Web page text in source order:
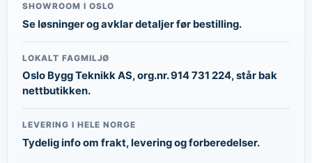
SHOWROOM I OSLO
Se løsninger og avklar detaljer før bestilling.
LOKALT FAGMILJØ
Oslo Bygg Teknikk AS, org.nr. 914 731 224, står bak
nettbutikken.
LEVERING I HELE NORGE
Tydelig info om frakt, levering og forberedelser.